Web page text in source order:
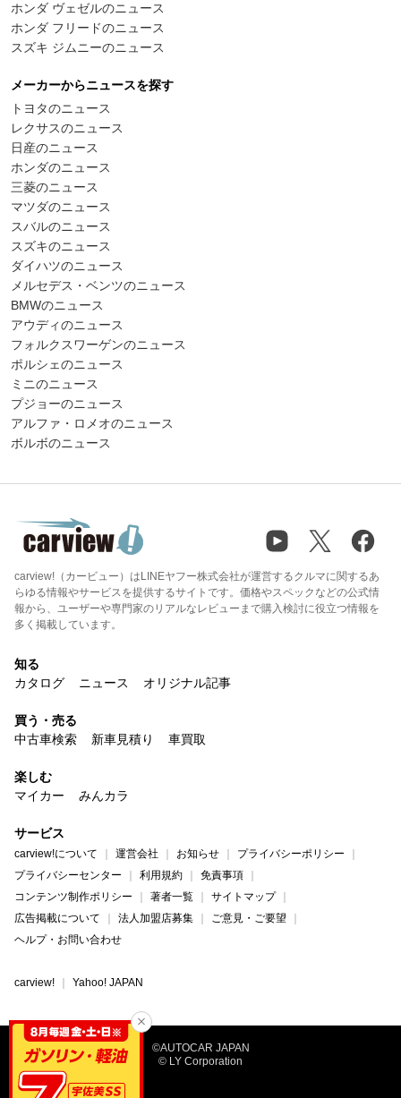
ホンダ ヴェゼルのニュース
ホンダ フリードのニュース
スズキ ジムニーのニュース
メーカーからニュースを探す
トヨタのニュース
レクサスのニュース
日産のニュース
ホンダのニュース
三菱のニュース
マツダのニュース
スバルのニュース
スズキのニュース
ダイハツのニュース
メルセデス・ベンツのニュース
BMWのニュース
アウディのニュース
フォルクスワーゲンのニュース
ポルシェのニュース
ミニのニュース
プジョーのニュース
アルファ・ロメオのニュース
ボルボのニュース
carview!（カービュー）はLINEヤフー株式会社が運営するクルマに関するあ
らゆる情報やサービスを提供するサイトです。価格やスペックなどの公式情
報から、ユーザーや専門家のリアルなレビューまで購入検討に役立つ情報を
多く掲載しています。
知る
カタログ
ニュース オリジナル記事
買う・売る
中古車検索
新車見積り 車買取
楽しむ
マイカー
みんカラ
サービス
carview!について 運営会社 お知らせ
プライバシーポリシー
プライバシーセンター
利用規約
免責事項
コンテンツ制作ポリシー
著者一覧
サイトマップ
広告掲載について
法人加盟店募集
ご意見・ご要望
ヘルプ・お問い合わせ
carview! Yahoo! JAPAN
©AUTOCAR JAPAN
© LY Corporation